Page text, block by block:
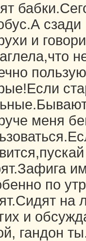
и
меня
по
на
и
гандон